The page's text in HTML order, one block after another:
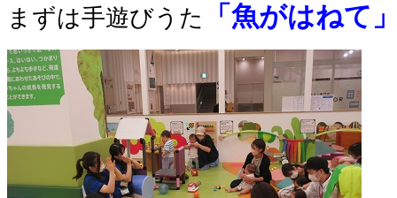
まずは手遊びうた
「魚がはねて